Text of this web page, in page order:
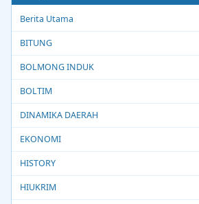
Berita Utama
BITUNG
BOLMONG INDUK
BOLTIM
DINAMIKA DAERAH
EKONOMI
HISTORY
HIUKRIM